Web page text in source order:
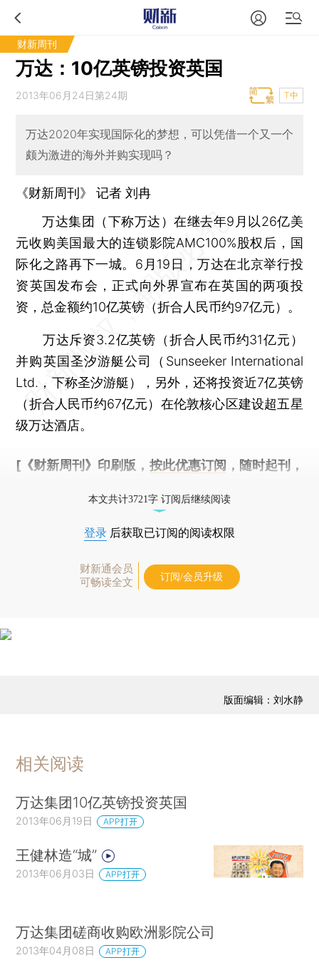
财新周刊
万达：10亿英镑投资英国
2013年06月24日第24期 T中
万达2020年实现国际化的梦想，可以凭借一个又一个
颇为激进的海外并购实现吗？
《财新周刊》 记者刘冉
万达集团（下称万达）在继去年9月以26亿美
元收购美国最大的连锁影院AMC100%股权后，国
际化之路再下一城。6月19日，万达在北京举行投
资英国发布会，正式向外界宣布在英国的两项投
资，总金额约10亿英镑（折合人民币约97亿元）。
万达斥资3.2亿英镑（折合人民币约31亿元）
并购英国圣汐游艇公司（Sunseeker International
Ltd.，下称圣汐游艇），另外，还将投资近7亿英镑
（折合人民币约67亿元）在伦敦核心区建设超五星
级万达酒店。
[《财新周刊》印刷版， 按此优惠订阅 ，随时起刊，
本文共计3721字 订阅后继续阅读
登录 后获取已订阅的阅读权限
财新通会员
可畅读全文
订阅/会员升级
版面编辑：刘水静
相关阅读
万达集团10亿英镑投资英国
2013年06月19日 APP打开
王健林造“城”
2013年06月03日 APP打开
万达集团磋商收购欧洲影院公司
2013年04月08日 APP打开